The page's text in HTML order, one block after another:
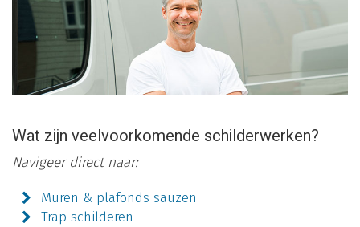
Wat zijn veelvoorkomende schilderwerken?
Navigeer direct naar:
Muren & plafonds sauzen
Trap schilderen